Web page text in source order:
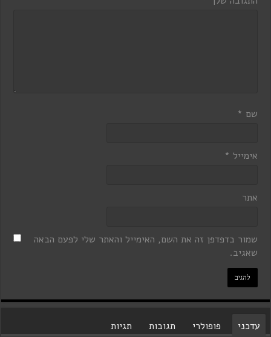
שם *
אימייל *
אתר
שמור בדפדפן זה את השם, האימייל והאתר שלי לפעם הבאה
שאגיב.
עדכני פופולרי תגובות
תגיות